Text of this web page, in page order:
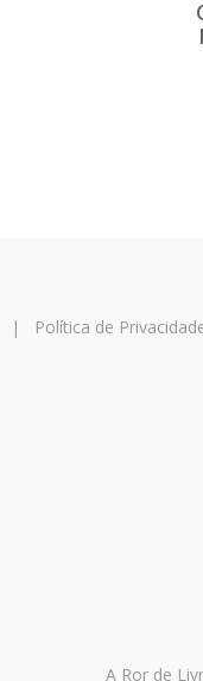
| Política de
A Ror de